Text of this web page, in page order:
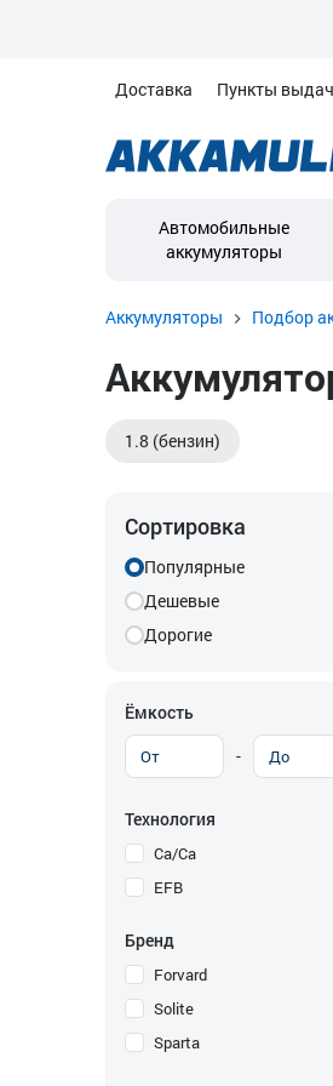
Доставка Пункты
Автомобильные
аккумуляторы
Аккумуляторы Подбор
1.8 (бензин)
Сортировка
Популярные
Дешевые
Дорогие
Ёмкость
-
Технология
Ca/Ca
EFB
Бренд
Forvard
Solite
Sparta